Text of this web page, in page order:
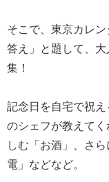
そこで、東京カレ
答え」と題して、
集！
記念日を自宅で祝
のシェフが教えて
しむ「お酒」、さ
電」などなど。